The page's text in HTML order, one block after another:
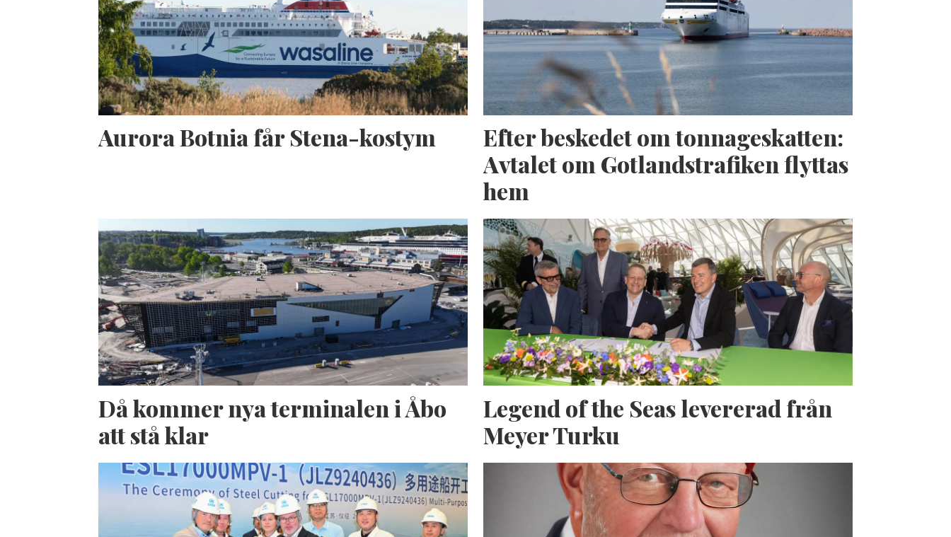
Aurora Botnia får Stena-kostym
Efter beskedet om tonnageskatten:
Avtalet om Gotlandstrafiken flyttas
hem
Då kommer nya terminalen i Åbo
att stå klar
Legend of the Seas levererad från
Meyer Turku